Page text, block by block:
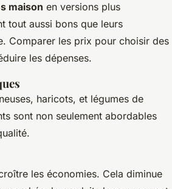
maison en versions plus
tout aussi bons que leurs
Comparer les prix pour choisir des
les dépenses.
haricots, et légumes de
sont non seulement abordables
les économies. Cela diminue